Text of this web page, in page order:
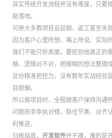
其实传统开发流程并没有难度，只要
能落地。
可绝大多数项目会延期、返工甚至失
因为客户心里所想、嘴上所说、实际
我们不能只听表面，要挖到他真正的
够、逻辑对不对，把模糊的想法整理
这份精准把控力，没有数年实战经验
目跑偏。
所以做项目时，全程跟客户保持沟通
问题而非争执对错，稳住节奏、对齐
利推进。
归根结底， 开发软件并不难，难的是